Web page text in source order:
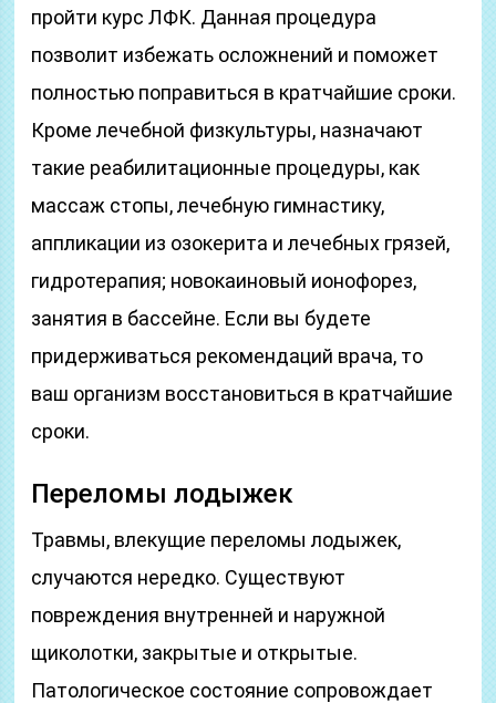
пройти курс ЛФК. Данная процедура
позволит избежать осложнений и поможет
полностью поправиться в кратчайшие сроки.
Кроме лечебной физкультуры, назначают
такие реабилитационные процедуры, как
массаж стопы, лечебную гимнастику,
аппликации из озокерита и лечебных грязей,
гидротерапия; новокаиновый ионофорез,
занятия в бассейне. Если вы будете
придерживаться рекомендаций врача, то
ваш организм восстановиться в кратчайшие
сроки.
Переломы лодыжек
Травмы, влекущие переломы лодыжек,
случаются нередко. Существуют
повреждения внутренней и наружной
щиколотки, закрытые и открытые.
Патологическое состояние сопровождает